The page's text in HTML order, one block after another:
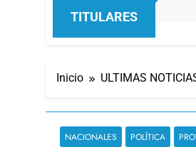
TITULARES
Inicio ULTIMAS
NACIONALES POLÍTICA